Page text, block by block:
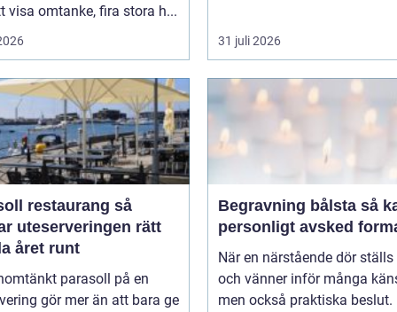
visa omtanke, fira stora h...
31 juli 2026
restaurang så
uteserveringen rätt
året runt
parasoll på en
gör mer än att bara ge
Begravning bålsta så kan ett
personligt avsked
När en närstående dör
och vänner inför många
men också praktiska beslut.